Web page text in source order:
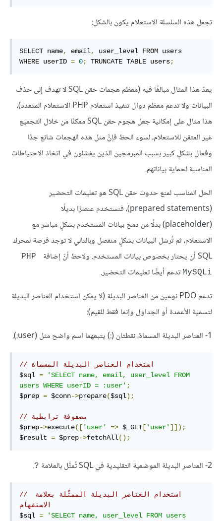
تجعل هذه السلسلة الاستعلام يكون بالشكل:
SELECT name, email,
user_level FROM users
WHERE userID = 0; TRUNCATE TABLE users;
يعدّ هذا المثال مبالغًا فيه (معظم هجمات حقن SQL لا تهدف إلى حذف
البيانات ولا تدعم معظم دوال تنفيذ استعلام PHP الاستعلام المتعدد)،
هذا مثال على إمكانية جعل هجوم حقن SQL ممكنًا من خلال التجميع
غير المتقن للاستعلام، لسوء الحظ فإنَّ مثل هذه الهجمات شائع جدًا
وفعال بشكلٍ كبير بسبب المبرمجين الذين يفشلون في اتخاذ الاحتياطات
المناسبة لحماية بياناتهم.
الحل المناسب لمنع حدوث حقن SQL هو تعليمات التحضير
(prepared statements)، فنستخدم عنصرًا بديلًا
(placeholder) بدلًا من دمج بيانات المستخدم بشكلٍ مباشر مع
الاستعلام، ثم تُرسَل البيانات بشكلٍ منفصل وبالتالي لا توجد فرصة لمحرك
SQL أن يحتار بخصوص بيانات المستخدم. ولاحظ أنّ إضافة
PHP
MySQLi تدعم أيضًا تعليمات التحضير.
تدعم PDO نوعين من العناصر البديلة (لا يمكن استخدام العناصر البديلة
لتسمية الأعمدة أو الجداول وإنما فقط للقيم):
1- العناصر البديلة المسماة، نقطتان (:) يتبعهما اسم واضح مثل (‎:user).
// استخدام العناصر البديلة المسماة
$sql =
'SELECT name, email, user_level FROM
users WHERE userID = :user' ;
$prep = $conn->prepare($sql);
// مصفوفة ترابطية
$prep->execute([ 'user' => $_GET [ 'user' ]]);
$result = $prep->fetchAll();
2- العناصر البديلة الموضعية التقليدية في SQL تُمثَّل بالعلامة ?
.
// استخدام العناصر البديلة الممثَّلة بعلامة
الاستفهام
$sql =
'SELECT name, user_level FROM users